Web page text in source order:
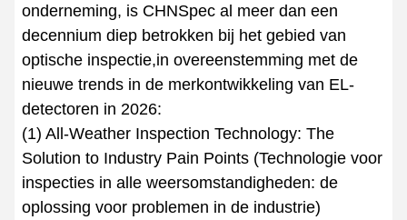
onderneming, is CHNSpec al meer dan een
decennium diep betrokken bij het gebied van
optische inspectie,in overeenstemming met de
nieuwe trends in de merkontwikkeling van EL-
detectoren in 2026:
(1) All-Weather Inspection Technology: The
Solution to Industry Pain Points (Technologie voor
inspecties in alle weersomstandigheden: de
oplossing voor problemen in de industrie)